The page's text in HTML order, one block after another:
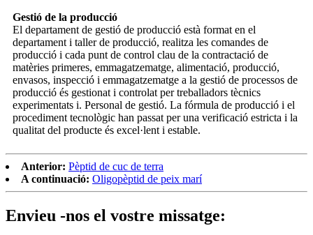
Gestió de la producció
El departament de gestió de producció està format en el
departament i taller de producció, realitza les comandes de
producció i cada punt de control clau de la contractació de
matèries primeres, emmagatzematge, alimentació, producció,
envasos, inspecció i emmagatzematge a la gestió de processos de
producció és gestionat i controlat per treballadors tècnics
experimentats i. Personal de gestió. La fórmula de producció i el
procediment tecnològic han passat per una verificació estricta i la
qualitat del producte és excel·lent i estable.
Anterior: Pèptid de cuc de terra
A continuació: Oligopèptid de peix marí
Envieu -nos el vostre missatge: